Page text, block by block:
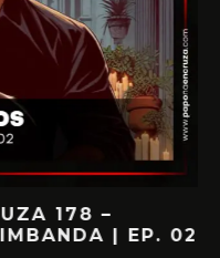
178 –
| EP. 02